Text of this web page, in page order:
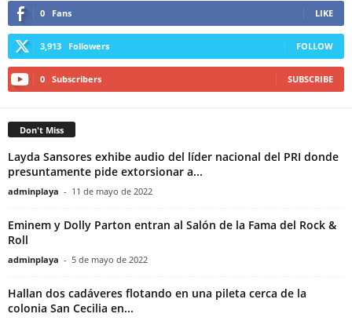
0 Fans LIKE
3,913 Followers FOLLOW
0 Subscribers SUBSCRIBE
Don't Miss
Layda Sansores exhibe audio del líder nacional del PRI donde
presuntamente pide extorsionar a...
adminplaya - 11 de mayo de 2022
Eminem y Dolly Parton entran al Salón de la Fama del Rock &
Roll
adminplaya - 5 de mayo de 2022
Hallan dos cadáveres flotando en una pileta cerca de la
colonia San Cecilia en...